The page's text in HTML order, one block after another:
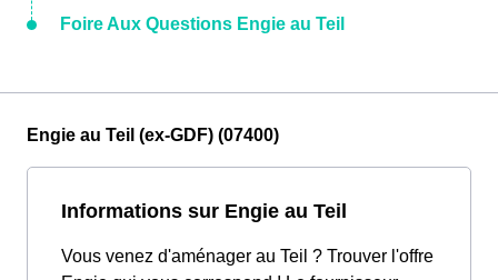
Foire Aux Questions Engie au Teil
Engie au Teil (ex-GDF) (07400)
Informations sur Engie au Teil
Vous venez d'aménager au Teil ? Trouver l'offre